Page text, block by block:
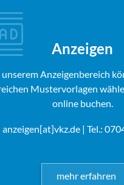
Anzeigen
unserem Anzeigenbereich
Mustervorlagen
online buchen.
anzeigen[at]vkz.de| Tel.:
mehr erfahren